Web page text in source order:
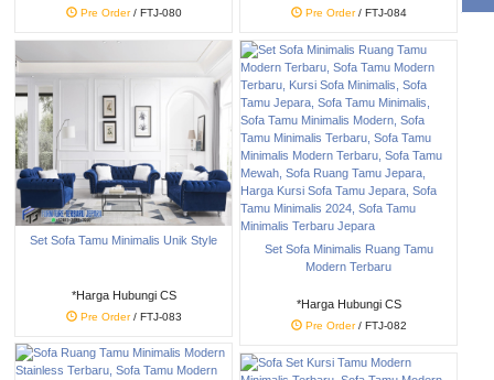
Pre Order/ FTJ-080 Pre Order/ FTJ-084
Set Sofa Tamu Minimalis Unik Style
*Harga Hubungi CS
Pre Order/ FTJ-083
Set Sofa Minimalis Ruang Tamu
Modern Terbaru
*Harga Hubungi CS
Pre Order/ FTJ-082